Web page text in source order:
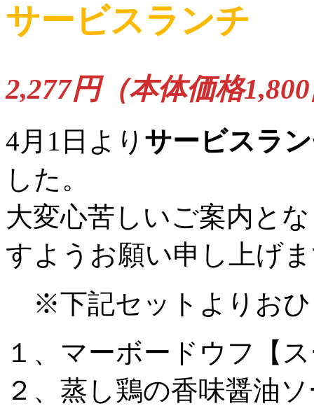
サービスランチ
2,277円（本体価格
4月1日より サービスラ
した。
大変心苦しいご案内と
すようお願い申し上げ
※下記セットよりおひ
１、マーボードウフ【
２、蒸し鶏の香味醤油